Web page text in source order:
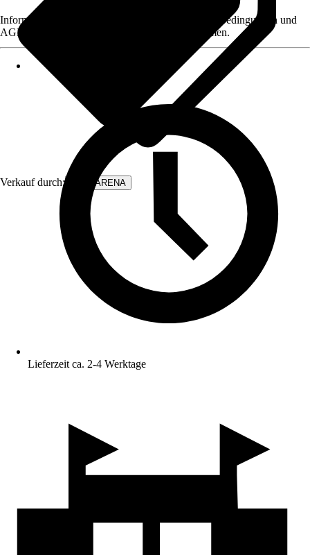
Verkauf durch: WALLARENA
Informationen des Verkäufers, wie z. B. Rückgabebedingungen und
AGB, finden Sie bei Klick auf den Verkäufernamen.
Lieferzeit ca. 2-4 Werktage